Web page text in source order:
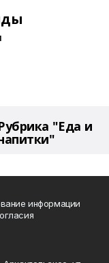
"Еда и
информации